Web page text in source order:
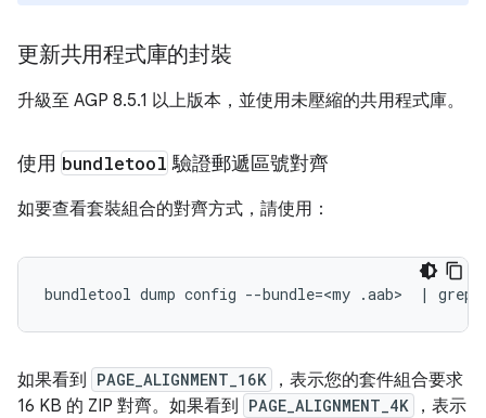
更新共用程式庫的封裝
升級至 AGP 8.5.1 以上版本，並使用未壓縮的共用程式庫。
使用 bundletool 驗證郵遞區號對齊
如要查看套裝組合的對齊方式，請使用：
bundletool dump config --bundle=<my .aab> | grep
如果看到 PAGE_ALIGNMENT_16K
，表示您的套件組合要求
16 KB 的 ZIP 對齊。如果看到 PAGE_ALIGNMENT_4K
，表示